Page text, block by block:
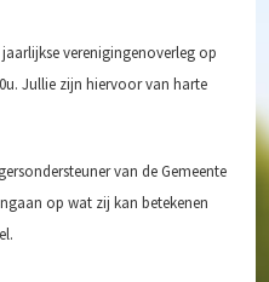
‘Achter de Berke’
verenigingenoverleg op
Jullie zijn hiervoor van harte
van de Gemeente
op wat zij kan betekenen